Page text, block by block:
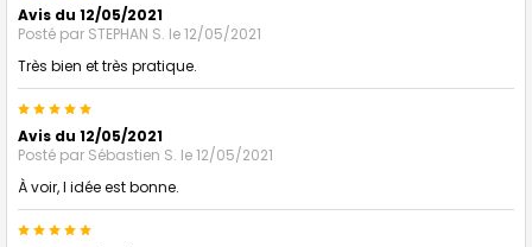
Avis du 12/05/2021
Posté par STEPHAN S. le 12/05/2021
Très bien et très pratique.
5
Avis du 12/05/2021
Posté par Sébastien S. le 12/05/2021
À voir, l idée est bonne.
5